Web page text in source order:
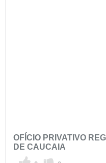
OFÍCIO PRIVATIVO
DE CAUCAIA